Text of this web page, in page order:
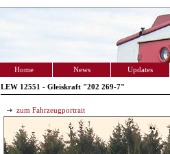
Home News Updates
LEW 12551 - Gleiskraft "202 269-7"
zum Fahrzeugportrait